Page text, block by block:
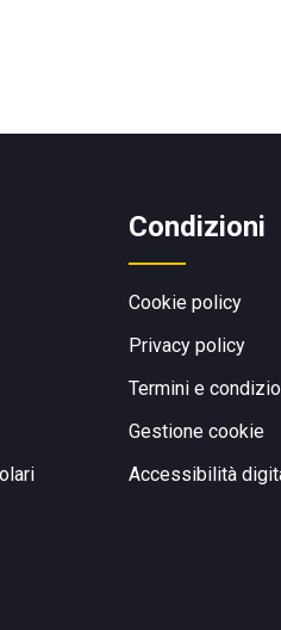
Condizioni
Cookie policy
Privacy policy
Termini e
Gestione cookie
Accessibilità